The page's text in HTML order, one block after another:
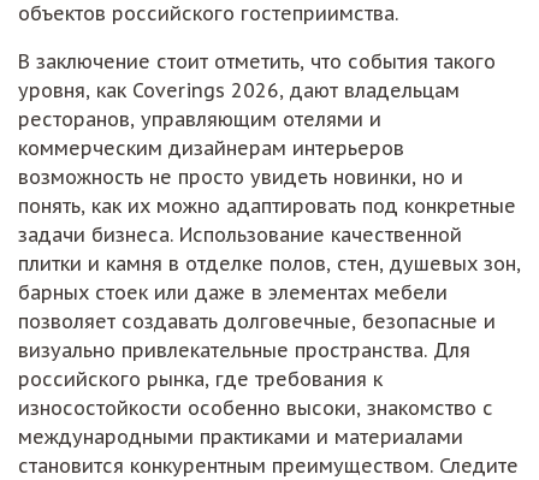
объектов российского гостеприимства.
В заключение стоит отметить, что события такого
уровня, как Coverings 2026, дают владельцам
ресторанов, управляющим отелями и
коммерческим дизайнерам интерьеров
возможность не просто увидеть новинки, но и
понять, как их можно адаптировать под конкретные
задачи бизнеса. Использование качественной
плитки и камня в отделке полов, стен, душевых зон,
барных стоек или даже в элементах мебели
позволяет создавать долговечные, безопасные и
визуально привлекательные пространства. Для
российского рынка, где требования к
износостойкости особенно высоки, знакомство с
международными практиками и материалами
становится конкурентным преимуществом. Следите